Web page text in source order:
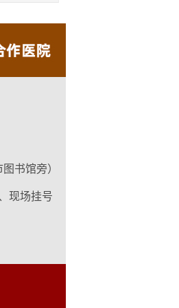
书馆旁）
现场挂号